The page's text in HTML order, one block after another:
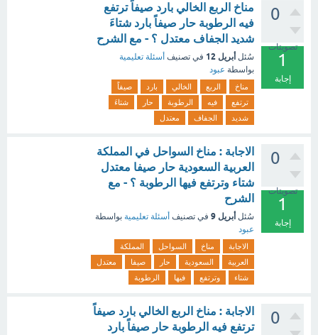
0
تصويتات
1
إجابة
مناخ الربع الخالي بارد صيفاً ترتفع
فيه الرطوبة حار صيفاً بارد شتاءَ
شديد الجفاف معتدل ؟ - مع الشرح
سُئل أبريل 12 في تصنيف أسئلة تعليمية
بواسطة عبود
مناخ الربع الخالي بارد
صيفاً
ترتفع
فيه الرطوبة حار
شتاءَ
شديد
الجفاف معتدل
0
تصويتات
1
إجابة
الاجابة : مناخ السواحل في المملكة
العربية السعودية حار صيفا معتدل
شتاء وترتفع فيها الرطوبة ؟ - مع
الشرح
سُئل أبريل 9 في تصنيف أسئلة تعليمية بواسطة
عبود
الاجابة مناخ السواحل
المملكة
العربية
السعودية حار صيفا
معتدل
شتاء
وترتفع فيها الرطوبة
0
الاجابة : مناخ الربع الخالي بارد صيفاً
ترتفع فيه الرطوبة حار صيفاً بارد